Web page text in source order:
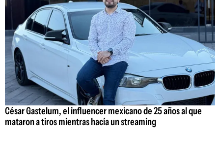
César Gastelum, el influencer mexicano de 25 años al que
mataron a tiros mientras hacía un streaming